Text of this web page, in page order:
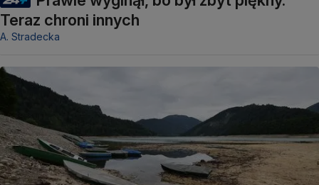
Teraz chroni innych
A. Stradecka